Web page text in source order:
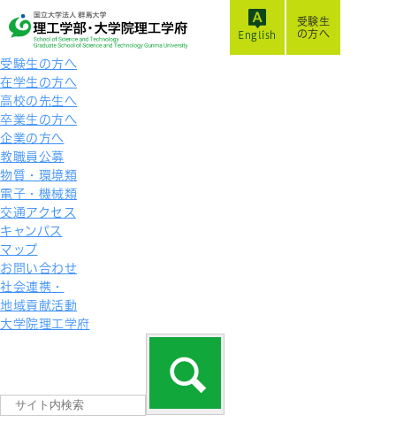
受験生
の方へ
受験生の方へ
在学生の方へ
高校の先生へ
卒業生の方へ
企業の方へ
教職員公募
物質・環境類
電子・機械類
交通アクセス
キャンパス
マップ
お問い合わせ
社会連携・
地域貢献活動
大学院理工学府
English